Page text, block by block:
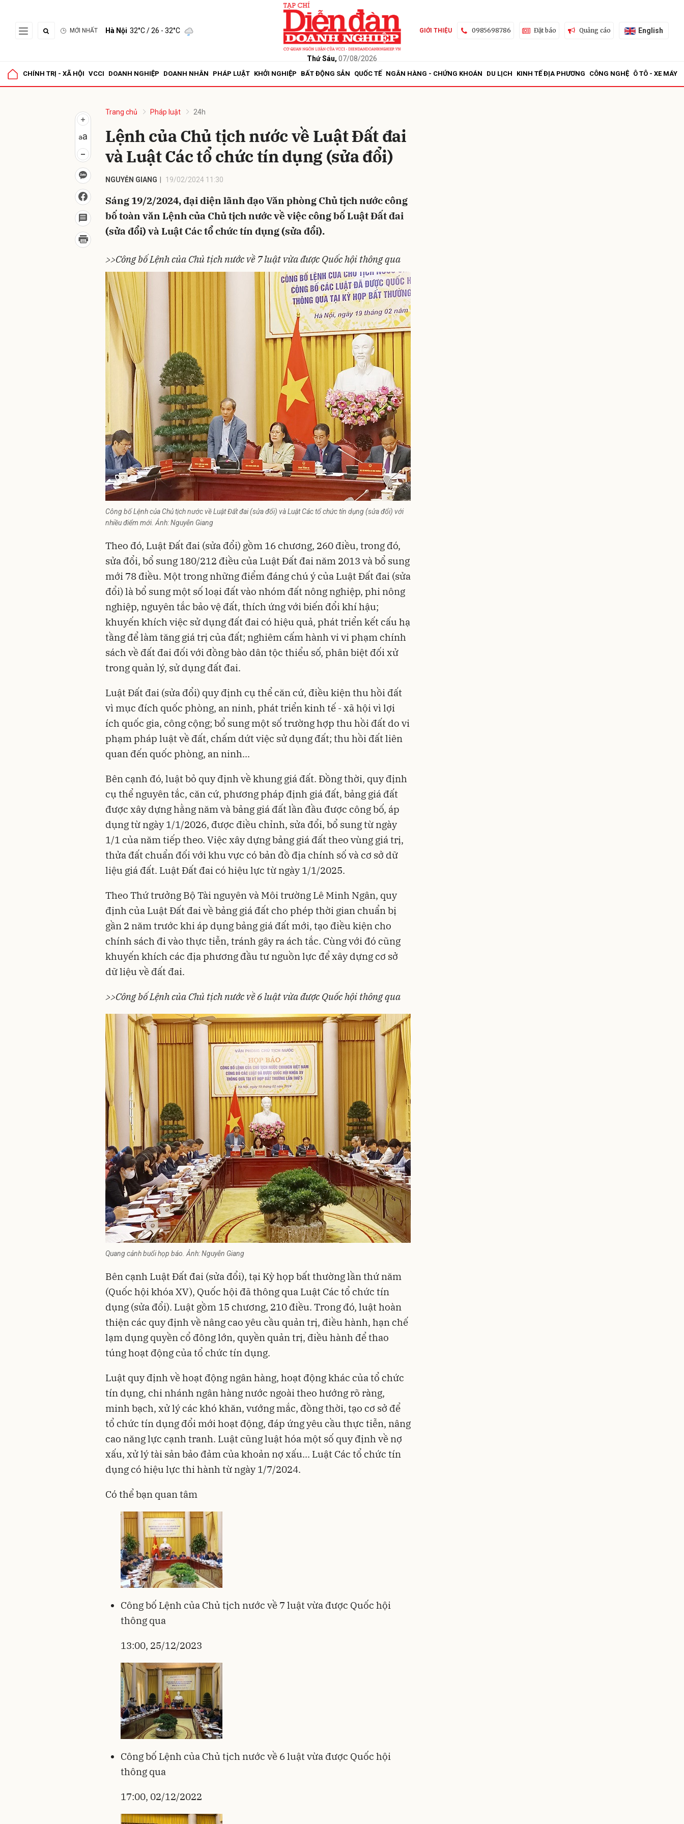
MỚI NHẤT Hà Nội 32°C/ 26 - 32°C
Thứ Sáu, 07/08/2026
GIỚI THIỆU 0985698786 Đặt báo Quảng cáo English
CHÍNH TRỊ - XÃ HỘI VCCI DOANH NGHIỆP DOANH NHÂN PHÁP LUẬT KHỞI NGHIỆP BẤT ĐỘNG SẢN QUỐC TẾ NGÂN HÀNG - CHỨNG KHOÁN DU LỊCH KINH TẾ ĐỊA PHƯƠNG CÔNG NGHỆ Ô TÔ - XE MÁY
Trang chủ Pháp luật 24h
Lệnh của Chủ tịch nước về Luật Đất đai
và Luật Các tổ chức tín dụng (sửa đổi)
NGUYỄN GIANG 19/02/2024 11:30
Sáng 19/2/2024, đại diện lãnh đạo Văn phòng Chủ tịch nước công
bố toàn văn Lệnh của Chủ tịch nước về việc công bố Luật Đất đai
(sửa đổi) và Luật Các tổ chức tín dụng (sửa đổi).
>>Công bố Lệnh của Chủ tịch nước về 7 luật vừa được Quốc hội thông qua
Công bố Lệnh của Chủ tịch nước về Luật Đất đai (sửa đổi) và Luật Các tổ chức tín dụng (sửa đổi) với
nhiều điểm mới. Ảnh: Nguyễn Giang
Theo đó, Luật Đất đai (sửa đổi) gồm 16 chương, 260 điều, trong đó,
sửa đổi, bổ sung 180/212 điều của Luật Đất đai năm 2013 và bổ sung
mới 78 điều. Một trong những điểm đáng chú ý của Luật Đất đai (sửa
đổi) là bổ sung một số loại đất vào nhóm đất nông nghiệp, phi nông
nghiệp, nguyên tắc bảo vệ đất, thích ứng với biến đổi khí hậu;
khuyến khích việc sử dụng đất đai có hiệu quả, phát triển kết cấu hạ
tầng để làm tăng giá trị của đất; nghiêm cấm hành vi vi phạm chính
sách về đất đai đối với đồng bào dân tộc thiểu số, phân biệt đối xử
trong quản lý, sử dụng đất đai.
Luật Đất đai (sửa đổi) quy định cụ thể căn cứ, điều kiện thu hồi đất
vì mục đích quốc phòng, an ninh, phát triển kinh tế - xã hội vì lợi
ích quốc gia, công cộng; bổ sung một số trường hợp thu hồi đất do vi
phạm pháp luật về đất, chấm dứt việc sử dụng đất; thu hồi đất liên
quan đến quốc phòng, an ninh...
Bên cạnh đó, luật bỏ quy định về khung giá đất. Đồng thời, quy định
cụ thể nguyên tắc, căn cứ, phương pháp định giá đất, bảng giá đất
được xây dựng hằng năm và bảng giá đất lần đầu được công bố, áp
dụng từ ngày 1/1/2026, được điều chỉnh, sửa đổi, bổ sung từ ngày
1/1 của năm tiếp theo. Việc xây dựng bảng giá đất theo vùng giá trị,
thửa đất chuẩn đối với khu vực có bản đồ địa chính số và cơ sở dữ
liệu giá đất. Luật Đất đai có hiệu lực từ ngày 1/1/2025.
Theo Thứ trưởng Bộ Tài nguyên và Môi trường Lê Minh Ngân, quy
định của Luật Đất đai về bảng giá đất cho phép thời gian chuẩn bị
gần 2 năm trước khi áp dụng bảng giá đất mới, tạo điều kiện cho
chính sách đi vào thực tiễn, tránh gây ra ách tắc. Cùng với đó cũng
khuyến khích các địa phương đầu tư nguồn lực để xây dựng cơ sở
dữ liệu về đất đai.
>>Công bố Lệnh của Chủ tịch nước về 6 luật vừa được Quốc hội thông qua
Quang cảnh buổi họp báo. Ảnh: Nguyễn Giang
Bên cạnh Luật Đất đai (sửa đổi), tại Kỳ họp bất thường lần thứ năm
(Quốc hội khóa XV), Quốc hội đã thông qua Luật Các tổ chức tín
dụng (sửa đổi). Luật gồm 15 chương, 210 điều. Trong đó, luật hoàn
thiện các quy định về nâng cao yêu cầu quản trị, điều hành, hạn chế
lạm dụng quyền cổ đông lớn, quyền quản trị, điều hành để thao
túng hoạt động của tổ chức tín dụng.
Luật quy định về hoạt động ngân hàng, hoạt động khác của tổ chức
tín dụng, chi nhánh ngân hàng nước ngoài theo hướng rõ ràng,
minh bạch, xử lý các khó khăn, vướng mắc, đồng thời, tạo cơ sở để
tổ chức tín dụng đổi mới hoạt động, đáp ứng yêu cầu thực tiễn, nâng
cao năng lực cạnh tranh. Luật cũng luật hóa một số quy định về nợ
xấu, xử lý tài sản bảo đảm của khoản nợ xấu... Luật Các tổ chức tín
dụng có hiệu lực thi hành từ ngày 1/7/2024.
Có thể bạn quan tâm
Công bố Lệnh của Chủ tịch nước về 7 luật vừa được Quốc hội
thông qua
13:00, 25/12/2023
Công bố Lệnh của Chủ tịch nước về 6 luật vừa được Quốc hội
thông qua
17:00, 02/12/2022